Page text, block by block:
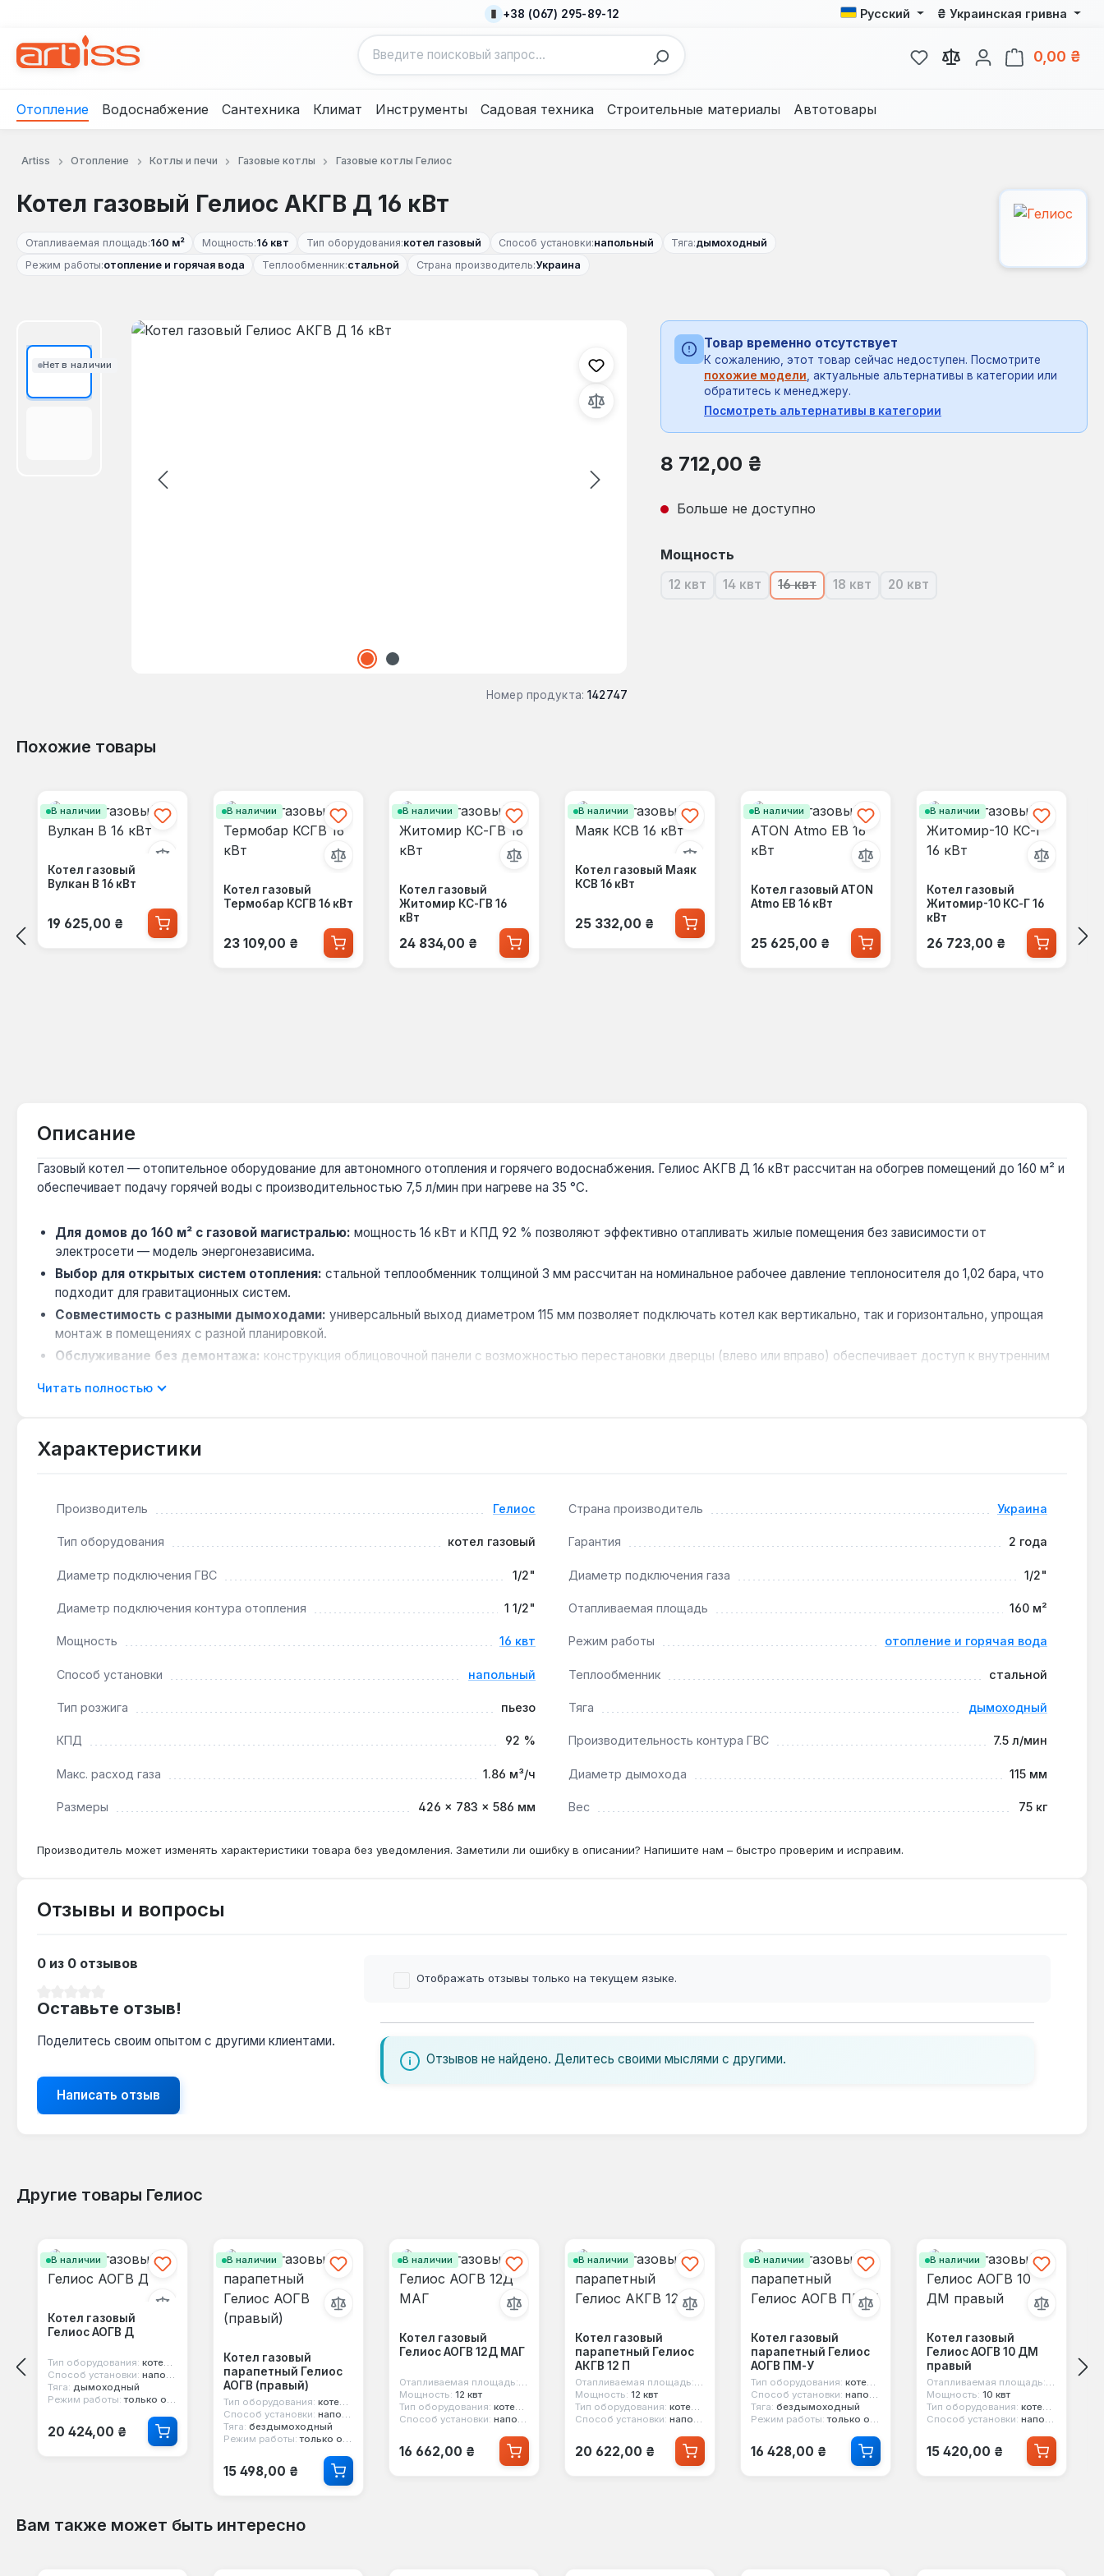
+38 (067) 295-89-12 Русский ₴ Украинская гривна
У вас есть товары из
0,00 ₴
Отопление Водоснабжение Сантехника Климат Инструменты Садовая техника Строительные материалы Автотовары
Artiss Отопление Котлы и печи Газовые котлы Газовые котлы Гелиос
Котел газовый Гелиос АКГВ Д 16 кВт
Отапливаемая площадь:160 м² Мощность:16 квт Тип оборудования:котел газовый Способ установки:напольный Тяга:дымоходный
Режим работы:отопление и горячая вода Теплообменник:стальной Страна производитель:Украина
Нет в наличии
Пропустить галерею изображений
Номер продукта: 142747
Товар временно отсутствует
К сожалению, этот товар сейчас недоступен. Посмотрите
похожие модели , актуальные альтернативы в категории или
обратитесь к менеджеру.
Посмотреть альтернативы в категории
Обычная цена:
8 712,00 ₴
Больше не доступно
Выберите
Мощность
12 квт(В настоящее время эта опция недоступна.)
14 квт(В настоящее время эта опция недоступна.)
16 квт(В настоящее время эта опция недоступна.)
18 квт(В настоящее время эта опция недоступна.)
20 квт(В настоящее время эта опция
Похожие товары
В наличии
Котел газовый
Вулкан В 16 кВт
Обычная цена:
19 625,00 ₴
В наличии
Котел газовый
Термобар КСГВ 16 кВт
Обычная цена:
23 109,00 ₴
В наличии
Котел газовый
Житомир КС-ГВ 16
кВт
Обычная цена:
24 834,00 ₴
В наличии
Котел газовый Маяк
КСВ 16 кВт
Обычная цена:
25 332,00 ₴
В наличии
Котел газовый ATON
Atmo ЕВ 16 кВт
Обычная цена:
25 625,00 ₴
В наличии
Котел газовый
Житомир-10 КС-Г 16
кВт
Обычная цена:
26 723,00 ₴
Описание
Газовый котел — отопительное оборудование для автономного отопления и горячего водоснабжения. Гелиос АКГВ Д 16 кВт рассчитан на обогрев помещений до 160 м² и
обеспечивает подачу горячей воды с производительностью 7,5 л/мин при нагреве на 35 °C.
Для домов до 160 м² с газовой магистралью: мощность 16 кВт и КПД 92 % позволяют эффективно отапливать жилые помещения без зависимости от
электросети — модель энергонезависима.
Выбор для открытых систем отопления: стальной теплообменник толщиной 3 мм рассчитан на номинальное рабочее давление теплоносителя до 1,02 бара, что
подходит для гравитационных систем.
Совместимость с разными дымоходами: универсальный выход диаметром 115 мм позволяет подключать котел как вертикально, так и горизонтально, упрощая
монтаж в помещениях с разной планировкой.
Обслуживание без демонтажа: конструкция облицовочной панели с возможностью перестановки дверцы (влево или вправо) обеспечивает доступ к внутренним
Производство — Украина:
Котел подходит для отопления частных домов, дач и служебных помещений площадью до 160 м², где требуется независимость от электросети. Горячее
водоснабжение с производительностью 7,5 л/мин покрывает потребности одной точки водоразбора (душ или кухня). Гарантия 2 года, доставка по Украине.
Подходит ли котел для системы с естественной циркуляцией?
Да — энергонезависимая конструкция и рабочее давление теплоносителя до 1,02 бара позволяют использовать его в открытых гравитационных системах без
Как часто нужно чистить теплообменник?
При использовании магистрального газа рекомендуется проверять стальной теплообменник толщиной 3 мм раз в отопительный сезон — это сохраняет КПД 92 % и
Читать полностью
Характеристики
Производитель Гелиос Страна производитель Украина
Тип оборудования котел газовый Гарантия 2 года
Диаметр подключения ГВС 1/2" Диаметр подключения газа 1/2"
Диаметр подключения контура отопления 1 1/2" Отапливаемая площадь 160 м²
Мощность 16 квт Режим работы отопление и горячая вода
Способ установки напольный Теплообменник стальной
Тип розжига пьезо Тяга дымоходный
КПД 92 % Производительность контура ГВС 7.5 л/мин
Макс. расход газа 1.86 м³/ч Диаметр дымохода 115 мм
Размеры 426 × 783 × 586 мм Вес 75 кг
Производитель может изменять характеристики товара без уведомления. Заметили ли ошибку в описании? Напишите нам – быстро проверим и исправим.
Отзывы и вопросы
0 из 0 отзывов
Оставьте отзыв!
Поделитесь своим опытом с другими клиентами.
Написать отзыв
Отображать отзывы только на текущем языке.
Отзывов не найдено. Делитесь своими мыслями с другими.
Другие товары Гелиос
В наличии
Котел газовый
Гелиос АОГВ Д
Тип оборудования: котел газовый
Способ установки: напольный
Тяга: дымоходный
Режим работы: только отопление
Обычная цена:
20 424,00 ₴
В наличии
Котел газовый
парапетный Гелиос
АОГВ (правый)
Тип оборудования: котел парапетный
Способ установки: напольный
Тяга: бездымоходный
Режим работы: только отопление
Обычная цена:
15 498,00 ₴
В наличии
Котел газовый
Гелиос АОГВ 12Д МАГ
Мощность: 12 квт
Тип оборудования: котел газовый
Способ установки: напольный
Обычная цена:
16 662,00 ₴
В наличии
Котел газовый
парапетный Гелиос
АКГВ 12 П
Мощность: 12 квт
Тип оборудования: котел парапетный
Способ установки: напольный
Обычная цена:
20 622,00 ₴
В наличии
Котел газовый
парапетный Гелиос
АОГВ ПМ-У
Тип оборудования: котел парапетный
Способ установки: напольный
Тяга: бездымоходный
Режим работы: только отопление
Обычная цена:
16 428,00 ₴
В наличии
Котел газовый
Гелиос АОГВ 10 ДМ
правый
Мощность: 10 квт
Тип оборудования: котел газовый
Способ установки: напольный
Обычная цена:
15 420,00 ₴
Вам также может быть интересно